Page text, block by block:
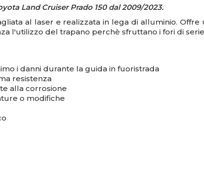
Land Cruiser Prado 150 dal 2009/2023.
al laser e realizzata in lega di alluminio.
l'utilizzo del trapano perchè sfruttano i fori di
i danni durante la guida in fuoristrada
resistenza
alla corrosione
o modifiche